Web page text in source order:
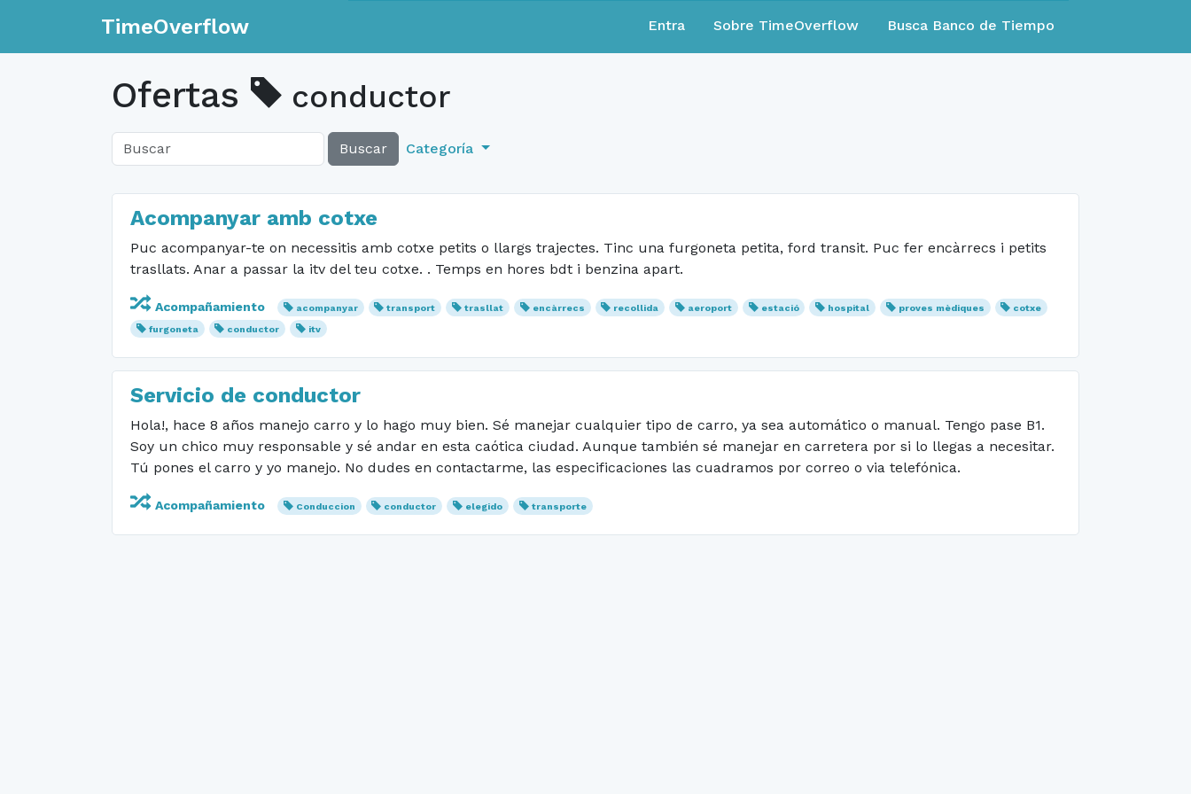
TimeOverflow Entra Sobre TimeOverflow Busca Banco de Tiempo
Ofertas conductor
Buscar Categoría
Acompanyar amb cotxe
Puc acompanyar-te on necessitis amb cotxe petits o llargs trajectes. Tinc una furgoneta petita, ford transit. Puc fer encàrrecs i petits
trasllats. Anar a passar la itv del teu cotxe. . Temps en hores bdt i benzina apart.
Acompañamiento acompanyar transport trasllat encàrrecs recollida aeroport estació hospital proves mèdiques
cotxe
furgoneta
conductor itv
Servicio de conductor
Hola!, hace 8 años manejo carro y lo hago muy bien. Sé manejar cualquier tipo de carro, ya sea automático o manual. Tengo pase B1.
Soy un chico muy responsable y sé andar en esta caótica ciudad. Aunque también sé manejar en carretera por si lo llegas a necesitar.
Tú pones el carro y yo manejo. No dudes en contactarme, las especificaciones las cuadramos por correo o via telefónica.
Acompañamiento Conduccion conductor elegido transporte